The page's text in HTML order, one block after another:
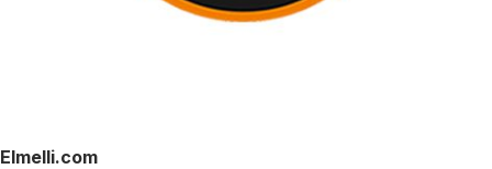
Elmelli.com